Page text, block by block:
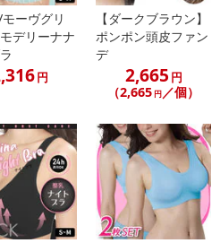
設計
けれるように
ヤーにしました。
で
出来ています。
モーヴグリ
デリーナナ
円
【ダークブラウン】
ポンポン頭皮ファン
デ
2,665 円
（2,665 円／個）